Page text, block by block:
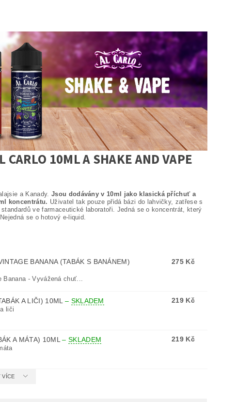
10ML A SHAKE AND VAPE
a Kanady. Jsou dodávány v 10ml jako klasická příchuť a
koncentrátu. Uživatel tak pouze přidá bázi do lahvičky, zatřese s
ve farmaceutické laboratoři. Jedná se o koncentrát, který
se o hotový e-liquid.
BANANA (TABÁK S BANÁNEM)
- Vyvážená chuť...
275 Kč
A LIČI) 10ML – SKLADEM
liči
219 Kč
A MÁTA) 10ML– SKLADEM 219 Kč
VÍCE